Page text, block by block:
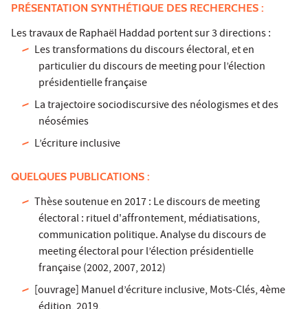
PRÉSENTATION SYNTHÉTIQUE DES RECHERCHES :
Les travaux de Raphaël Haddad portent sur 3 directions :
Les transformations du discours électoral, et en
particulier du discours de meeting pour l’élection
présidentielle française
La trajectoire sociodiscursive des néologismes et des
néosémies
L’écriture inclusive
QUELQUES PUBLICATIONS :
Thèse soutenue en 2017 : Le discours de meeting
électoral : rituel d'affrontement, médiatisations,
communication politique. Analyse du discours de
meeting électoral pour l’élection présidentielle
française (2002, 2007, 2012)
[ouvrage] Manuel d’écriture inclusive, Mots-Clés, 4ème